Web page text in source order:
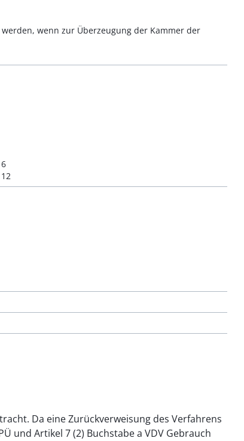
wenn zur Überzeugung der Kammer der
Da eine Zurückverweisung des Verfahrens
und Artikel 7 (2) Buchstabe a VDV Gebrauch